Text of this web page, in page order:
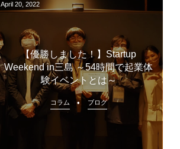
April 20 ,2022
【優勝しました！】Startup
Weekend in三島 ～54時間で起業体
験イベントとは～
コラム ブログ